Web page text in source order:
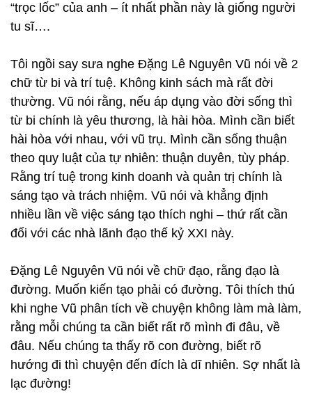
“trọc lốc” của anh – ít nhất phần này là giống người
tu sĩ….
Tôi ngồi say sưa nghe Đặng Lê Nguyên Vũ nói về 2
chữ từ bi và trí tuệ. Không kinh sách mà rất đời
thường. Vũ nói rằng, nếu áp dụng vào đời sống thì
từ bi chính là yêu thương, là hài hòa. Mình cần biết
hài hòa với nhau, với vũ trụ. Mình cần sống thuận
theo quy luật của tự nhiên: thuận duyên, tùy pháp.
Rằng trí tuệ trong kinh doanh và quản trị chính là
sáng tạo và trách nhiệm. Vũ nói và khẳng định
nhiều lần về việc sáng tạo thích nghi – thứ rất cần
đối với các nhà lãnh đạo thế kỷ XXI này.
Đặng Lê Nguyên Vũ nói về chữ đạo, rằng đạo là
đường. Muốn kiến tạo phải có đường. Tôi thích thú
khi nghe Vũ phân tích về chuyện không làm mà làm,
rằng mỗi chúng ta cần biết rất rõ mình đi đâu, về
đâu. Nếu chúng ta thấy rõ con đường, biết rõ
hướng đi thì chuyện đến đích là dĩ nhiên. Sợ nhất là
lạc đường!